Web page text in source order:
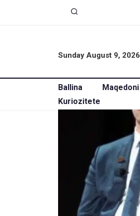
Sunday August 9, 2026
Ballina Maqedoni
Kuriozitete